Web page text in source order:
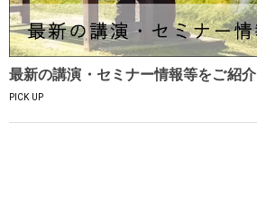
最新の講演・セミナー情報等をご紹介
PICK UP